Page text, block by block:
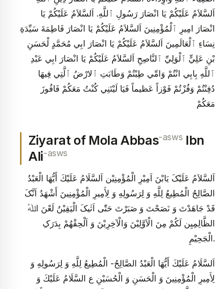
اَلسَّلاَمُ عَلَيْكُمْ يَا انْصَارَ رَسُولِ ٱللَّهِ. اَلسَّلاَمُ عَلَيْكُمْ يَا
انْصَارَ امِيرِ ٱلْمُؤْمِنِينَ اَلسَّلاَمُ عَلَيْكُمْ يَا انْصَارَ فَاطِمَةَ سَيِّدَةِ
نِسَاءِ ٱلْعَالَمِينَ اَلسَّلاَمُ عَلَيْكُمْ يَا انْصَارَ ابِي مُحَمَّدٍ لْحَسَنِ
بْنِ عَلِيٍّ ٱلْوَلِيِّ ٱلنَّاصِحِ اَلسَّلاَمُ عَلَيْكُمْ يَا انْصَارَ ابِي عَبْدِ
ٱللَّهِ بِابِي انْتُمْ وَامِّي طِبْتُمْ وَطَابَتِ ٱلارْضُ ٱلَّتِي فِيهَا
دُفِنْتُمْ وَفُزْتُمْ فَوْزاً عَظيماً فَيَا لَيْتَنِي كُنْتُ مَعَكُمْ فَافُوزَ
مَعَكُمْ
Ziyarat of Mola Abbas-asws Ibn
Ali-asws
اَلسَّلاَمُ عَلَیْکَ یَابْنَ اَمِیْرِ الْمُؤْمِنِیْن اَلسَّلَامُ عَلَيْكَ أَيُّهَا الْعَبْدُ
الصَّالِحُ‏ الْمُطِيعُ‏ لِلَّهِ وَ لِرَسُولِهِ وَ لِأَمِيرِ الْمُؤْمِنِينَ أَشْهَدُ اَنَّکَ
قَدْ جَاهَدْتَ وَ نَصَحْتَ وَ صَبَرْتَ حَتّٰی اَتٰیکَ الْیَقِیْنُ لَعْنَ اﷲُ
الظَّالِمِیِن لَکُمْ مِنَ الْاَوَّلِیْنَ وَالْآخِرِیْنَ وَ اَلْحِقْهُمْ بِدَرَکِ
الْجَحِیْمِ.
اَلسَّلَامُ عَلَيْكَ أَيُّهَا الْعَبْدُ الصَّالِحُ‏- الْمُطِيعُ‏ لِلَّهِ وَ لِرَسُولِهِ وَ
لِأَمِيرِ الْمُؤْمِنِينَ وَ الْحَسَنِ وَ الْحُسَيْنِ ع السَّلَامُ عَلَيْكَ وَ